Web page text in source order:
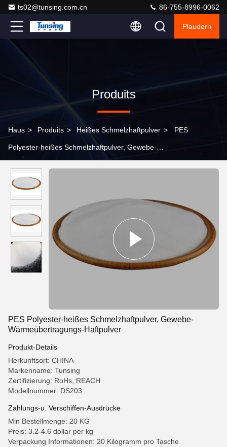
ts02@tunsing.com.cn 86-755-8996-0062
Plaudern
Produits
Haus > Produits > Heißes Schmelzhaftpulver > PES
Polyester-heißes Schmelzhaftpulver, Gewebe-
PES Polyester-heißes Schmelzhaftpulver, Gewebe-
Wärmeübertragungs-Haftpulver
Produkt-Details
Herkunftsort: CHINA
Markenname: Tunsing
Zertifizierung: RoHs, REACH
Modellnummer: DS203
Zahlungs-u. Verschiffen-Ausdrücke
Min Bestellmenge: 20 KG
Preis: 3.2-4.6 dollar per kg
Verpackung Informationen: 20 Kilogramm pro Tasche